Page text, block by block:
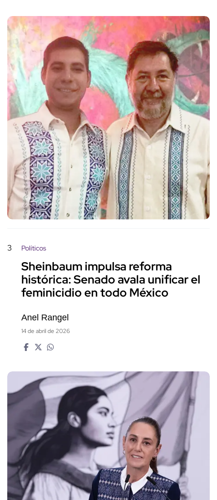
3 Políticos
Sheinbaum impulsa reforma
histórica: Senado avala unificar el
feminicidio en todo México
Anel Rangel
14 de abril de 2026